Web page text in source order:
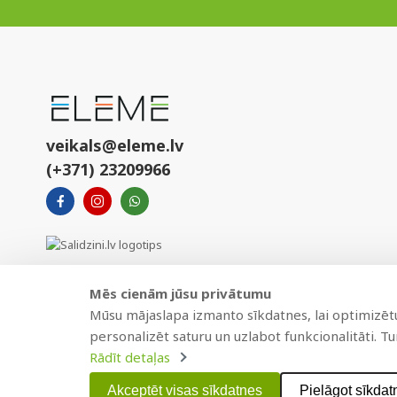
veikals@eleme.lv
(+371) 23209966
Copyright © 2021 BAJTEL.LV SIA. Visas tiesības aizsargātas.
Mēs cienām jūsu privātumu
Mūsu mājaslapa izmanto sīkdatnes, lai
personalizēt saturu un uzlabot funkcionalitāti.
Rādīt detaļas
Akceptēt visas sīkdatnes Pielāgot